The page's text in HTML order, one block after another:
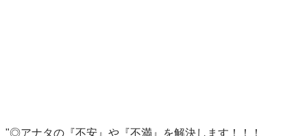
"◎アナタの『不安』や『不満』を解決します！！！